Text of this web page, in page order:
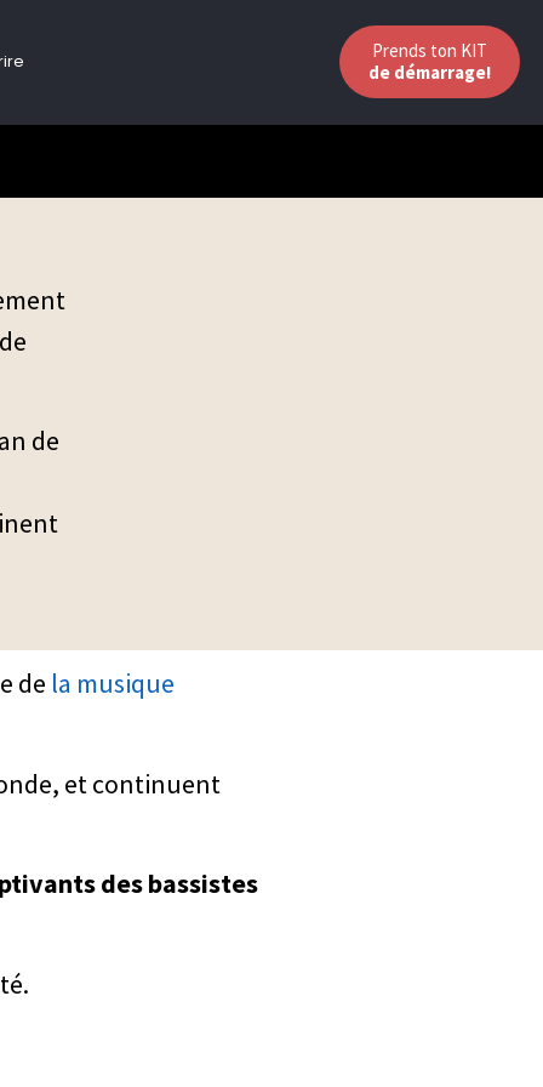
Prends ton KIT
de démarrage!
de
de la musique
et continuent
des bassistes